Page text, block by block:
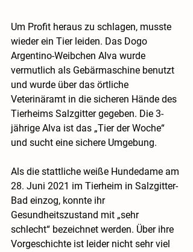
Um Profit heraus zu schlagen, musste
wieder ein Tier leiden. Das Dogo
Argentino-Weibchen Alva wurde
vermutlich als Gebärmaschine benutzt
und wurde über das örtliche
Veterinäramt in die sicheren Hände des
Tierheims Salzgitter gegeben. Die 3-
jährige Alva ist das „Tier der Woche“
und sucht eine sichere Umgebung.
Als die stattliche weiße Hundedame am
28. Juni 2021 im Tierheim in Salzgitter-
Bad einzog, konnte ihr
Gesundheitszustand mit „sehr
schlecht“ bezeichnet werden. Über ihre
Vorgeschichte ist leider nicht sehr viel